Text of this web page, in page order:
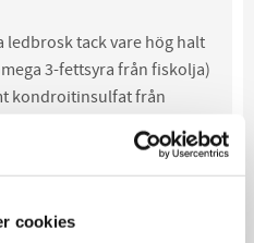
cookies
ledbrosk tack vare hög halt
3-fettsyra från fiskolja)
kondroitinsulfat från
100%